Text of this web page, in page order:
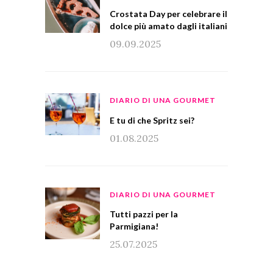
Crostata Day per celebrare il
dolce più amato dagli italiani
09.09.2025
DIARIO DI UNA GOURMET
E tu di che Spritz sei?
01.08.2025
DIARIO DI UNA GOURMET
Tutti pazzi per la
Parmigiana!
25.07.2025